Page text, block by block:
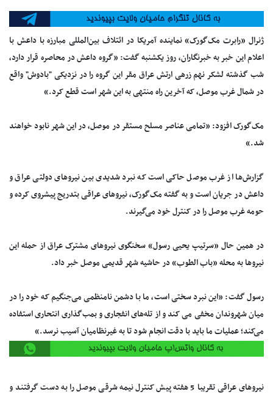
ژنرال «رابرت مک‌گورک» نماینده آمریکا در ائتلاف بین‌المللی مبارزه با داعش با
اعلام این خبر به خبرنگاران، روز یکشنبه گفت: «گروه داعش در محاصره قرار دارد،
شب گذشته لشکر نهم زرهی ارتش عراق مقر این گروه را در نزدیکی "بادوش" واقع
در شمال غرب موصل، که آخرین راه منتهی به این شهر است قطع کرد.»
مک‌گورک افزود: «تمامی عناصر مسلح مستقر در موصل، در این شهر نابود خواهند
شد.»
گزارش‌ها از غرب موصل حاکی است که نبرد شدیدی بین نیروهای دولتی عراق و
داعش در جریان است و به گفته مک‌گورک، نیروهای عراقی بتدریج پیشروی کرده و
حومه غرب موصل را در کنترل خود می‌گیرند.
در همین حال «سرتیپ یحیی رسول» سخنگوی نیروهای مشترک عراق از حمله این
نیروها به محله «باب الطوب» در حاشیه شهر قدیمی موصل خبر داد.
رسول گفت: «این نبرد سختی است، ما با دشمن نامنظمی می‌جنگیم که خود را در
میان شهروندان مخفی می کند و از تله‌های انفجاری و بمب‌گذاری انتحاری استفاده
می‌کند؛ عملیات ما باید با دقت انجام شود تا به غیرنظامیان آسیب نرسد.»
نیروهای عراقی تقریبا 5 هفته پیش کنترل نیمه شرقی موصل را به دست گرفتند و